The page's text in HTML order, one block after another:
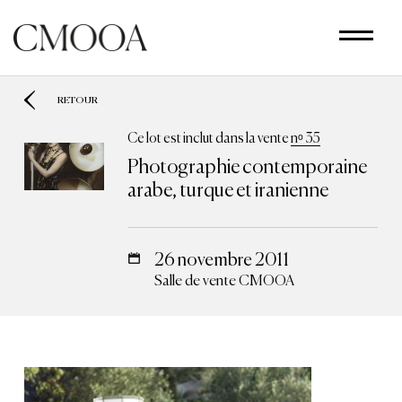
contenu
principal
RETOUR
Ce lot est inclut dans la ventenᵒ 35
Photographie contemporaine
arabe, turque et iranienne
26 novembre 2011
Salle de vente CMOOA